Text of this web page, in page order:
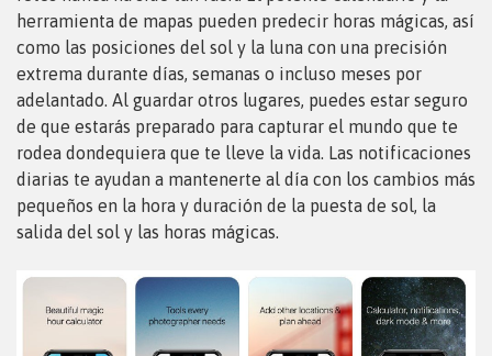
herramienta de mapas pueden predecir horas mágicas, así
como las posiciones del sol y la luna con una precisión
extrema durante días, semanas o incluso meses por
adelantado. Al guardar otros lugares, puedes estar seguro
de que estarás preparado para capturar el mundo que te
rodea dondequiera que te lleve la vida. Las notificaciones
diarias te ayudan a mantenerte al día con los cambios más
pequeños en la hora y duración de la puesta de sol, la
salida del sol y las horas mágicas.